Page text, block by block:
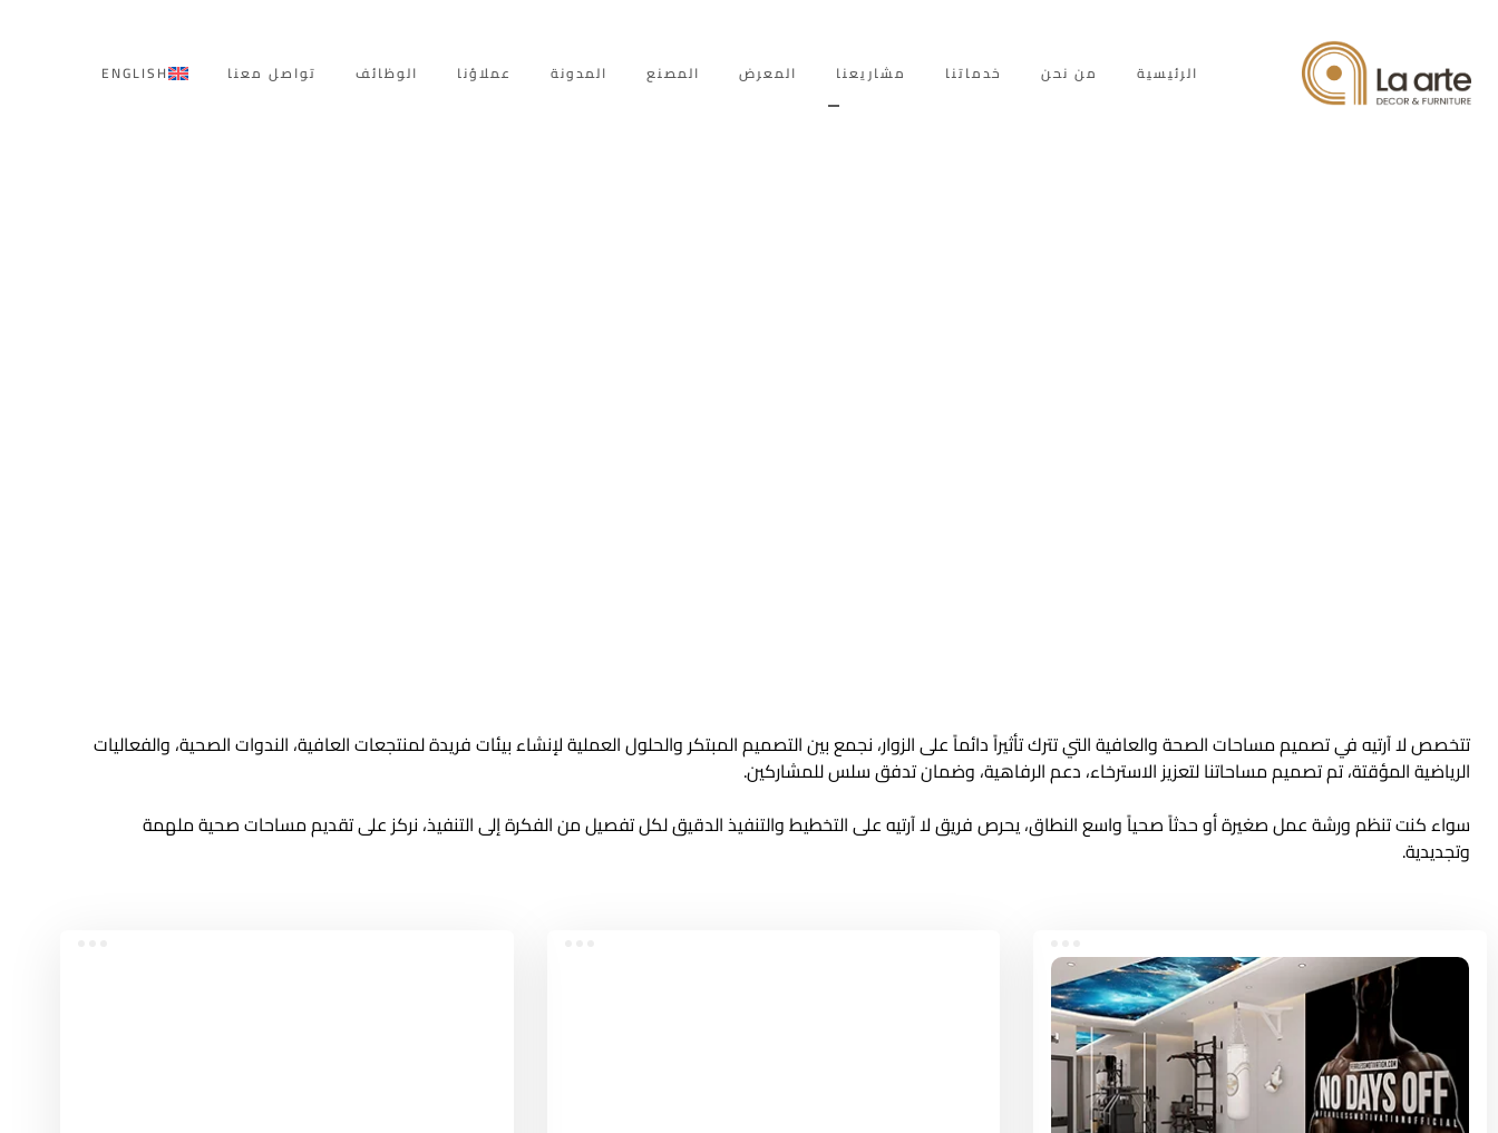
الرئيسية من نحن خدماتنا مشاريعنا المعرض المصنع المدونة عملاؤنا الوظائف تواصل معنا ENGLISH
تتخصص لا آرتيه في تصميم مساحات الصحة والعافية التي تترك تأثيراً دائماً على الزوار، نجمع بين التصميم المبتكر والحلول العملية لإنشاء بيئات فريدة لمنتجعات العافية، الندوات الصحية، والفعاليات
الرياضية المؤقتة، تم تصميم مساحاتنا لتعزيز الاسترخاء، دعم الرفاهية، وضمان تدفق سلس للمشاركين.
سواء كنت تنظم ورشة عمل صغيرة أو حدثاً صحياً واسع النطاق، يحرص فريق لا آرتيه على التخطيط والتنفيذ الدقيق لكل تفصيل من الفكرة إلى التنفيذ، نركز على تقديم مساحات صحية ملهمة
وتجديدية.